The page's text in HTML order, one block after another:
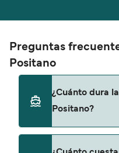
Preguntas
Positano
¿Cuánto dura
Positano?